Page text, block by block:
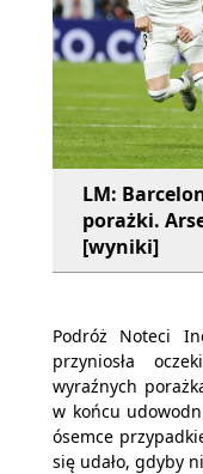
LM:
porażki.
[wyniki]
Podróż Noteci
przyniosła
wyraźnych
w końcu
ósemce
się udało, gdyby